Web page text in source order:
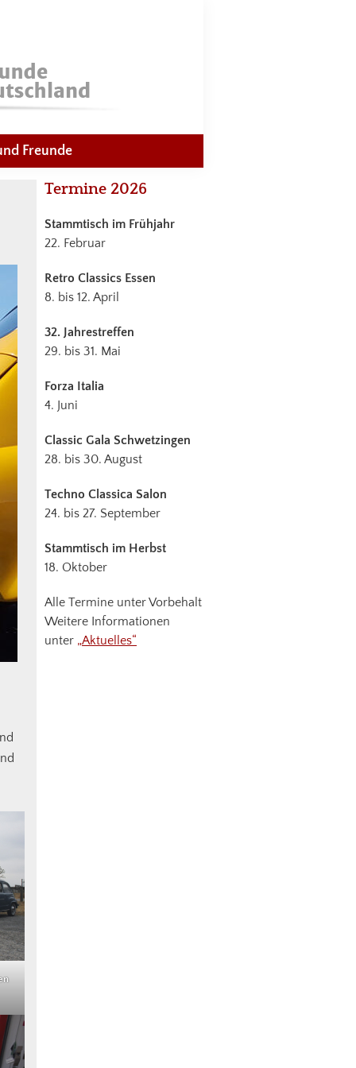
Freunde
Haupt-
Sidebar
Termine 2026
Stammtisch im Frühjahr
22. Februar
Retro Classics Essen
8. bis 12. April
32. Jahrestreffen
29. bis 31. Mai
Forza Italia
4. Juni
Classic Gala Schwetzingen
28. bis 30. August
Techno Classica Salon
24. bis 27. September
Stammtisch im Herbst
18. Oktober
Alle Termine unter Vorbehalt
Weitere Informationen
unter „Aktuelles“